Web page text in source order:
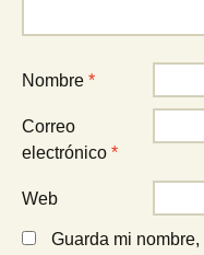
Nombre *
Correo
electrónico *
Web
Guarda mi